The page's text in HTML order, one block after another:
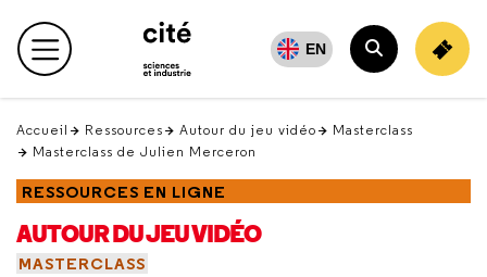
en
haut Menu principal EN
Rechercher
Accueil Ressources Autour du jeu vidéo
Masterclass
Masterclass de Julien Merceron
RESSOURCES EN LIGNE
AUTOUR DU JEU VIDÉO
MASTERCLASS